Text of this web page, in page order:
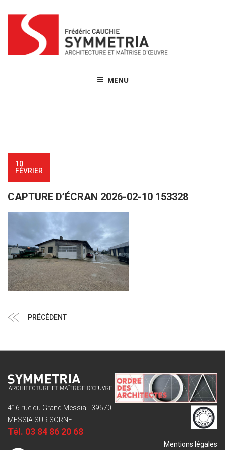
content
MENU
10
FÉVRIER
CAPTURE D’ÉCRAN 2026-02-10 153328
de
Article
PRÉCÉDENT
416 rue du Grand Messia - 39570
MESSIA SUR SORNE
Tél. 03 84 86 20 68
Mentions légales